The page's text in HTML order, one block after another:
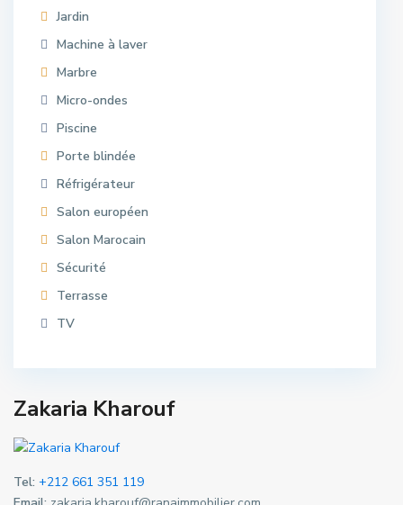
Jardin
Machine à laver
Marbre
Micro-ondes
Piscine
Porte blindée
Réfrigérateur
Salon européen
Salon Marocain
Sécurité
Terrasse
TV
Zakaria Kharouf
Tel: +212 661 351 119